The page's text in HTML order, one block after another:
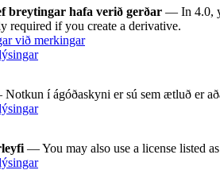
breytingar hafa verið gerðar — In 4.0,
required if you create a derivative.
við merkingar
í ágóðaskyni er sú sem ætluð er
— You may also use a license listed